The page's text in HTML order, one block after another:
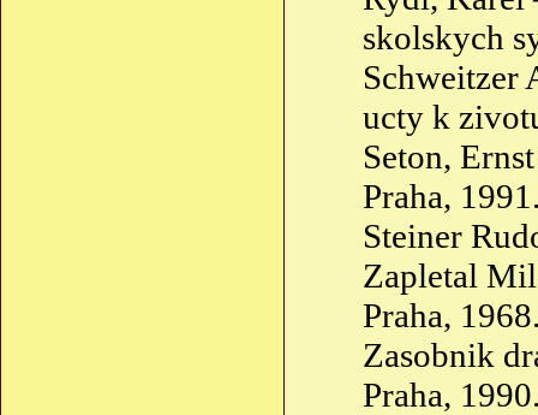
skolskych
Schweitzer
ucty k
Seton,
Praha,
Steiner
Zapletal
Praha,
Zasobnik
Praha,